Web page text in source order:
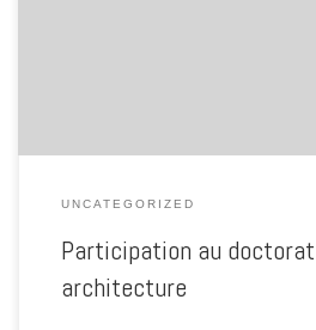
UNCATEGORIZED
Participation au
architecture